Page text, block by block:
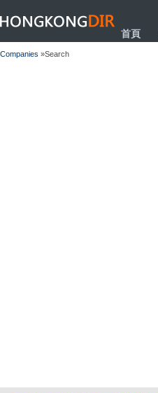
HONGKONGDIR
首頁
Companies »Search